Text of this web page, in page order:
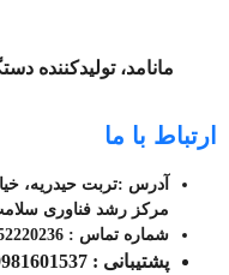
مانامد، تولیدکننده
ارتباط با ما
آدرس :تربت حیدریه،
مرکز رشد فناوری
شماره تماس : 52220236-051
پشتیبانی : 09981601537